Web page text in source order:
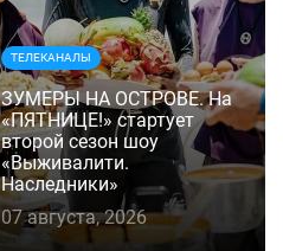
ТЕЛЕКАНАЛЫ
ЗУМЕРЫ НА ОСТРОВЕ. На
«ПЯТНИЦЕ!» стартует
второй сезон шоу
«Выживалити.
Наследники»
07 августа, 2026